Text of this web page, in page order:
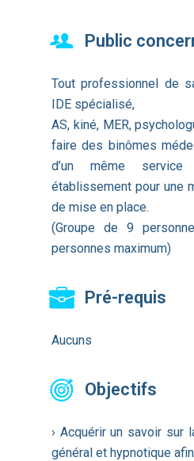
Public
Tout professionnel de
IDE spécialisé,
AS, kiné, MER,
faire des binômes
d’un même
établissement pour une
de mise en place.
(Groupe de 9
personnes maximum)
Pré-requis
Aucuns
Objectifs
› Acquérir un savoir sur
général et hypnotique